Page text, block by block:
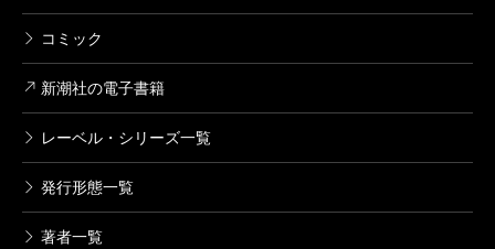
コミック
新潮社の電子書籍
レーベル・シリーズ一覧
発行形態一覧
著者一覧